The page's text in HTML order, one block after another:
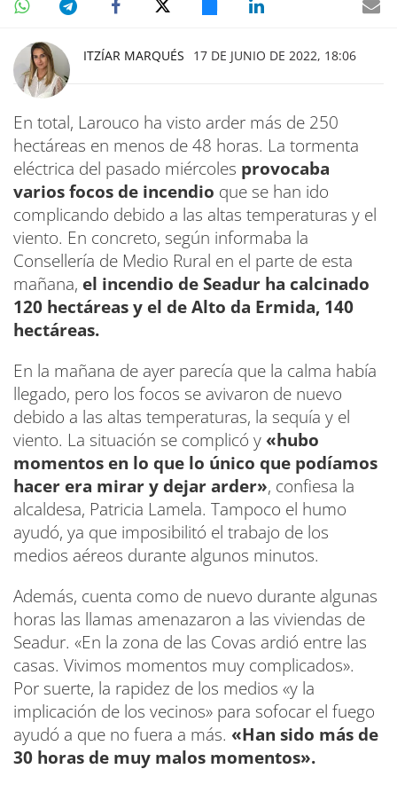
ITZÍAR MARQUÉS 17 DE JUNIO DE 2022, 18:06
En total, Larouco ha visto arder más de 250
hectáreas en menos de 48 horas. La tormenta
eléctrica del pasado miércoles provocaba
varios focos de incendio que se han ido
complicando debido a las altas temperaturas y el
viento. En concreto, según informaba la
Consellería de Medio Rural en el parte de esta
mañana, el incendio de Seadur ha calcinado
120 hectáreas y el de Alto da Ermida, 140
hectáreas.
En la mañana de ayer parecía que la calma había
llegado, pero los focos se avivaron de nuevo
debido a las altas temperaturas, la sequía y el
viento. La situación se complicó y«hubo
momentos en lo que lo único que podíamos
hacer era mirar y dejar arder», confiesa la
alcaldesa, Patricia Lamela. Tampoco el humo
ayudó, ya que imposibilitó el trabajo de los
medios aéreos durante algunos minutos.
Además, cuenta como de nuevo durante algunas
horas las llamas amenazaron a las viviendas de
Seadur. «En la zona de las Covas ardió entre las
casas. Vivimos momentos muy complicados».
Por suerte, la rapidez de los medios «y la
implicación de los vecinos» para sofocar el fuego
ayudó a que no fuera a más. «Han sido más de
30 horas de muy malos momentos».